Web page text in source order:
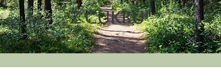
Z CUKRU"